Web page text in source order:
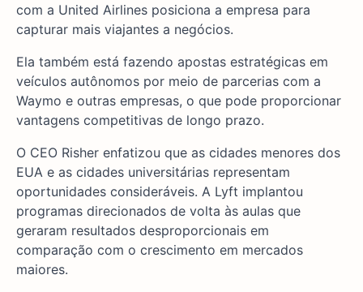
com a United Airlines posiciona a empresa para
capturar mais viajantes a negócios.
Ela também está fazendo apostas estratégicas em
veículos autônomos por meio de parcerias com a
Waymo e outras empresas, o que pode proporcionar
vantagens competitivas de longo prazo.
O CEO Risher enfatizou que as cidades menores dos
EUA e as cidades universitárias representam
oportunidades consideráveis. A Lyft implantou
programas direcionados de volta às aulas que
geraram resultados desproporcionais em
comparação com o crescimento em mercados
maiores.